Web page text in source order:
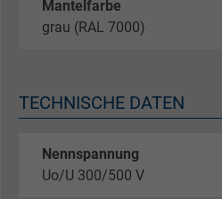
Mantelfarbe
grau (RAL 7000)
TECHNISCHE DATEN
Nennspannung
Uo/U 300/500 V